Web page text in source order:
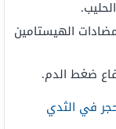
الهيستامين
ضغط الدم.
في الثدي